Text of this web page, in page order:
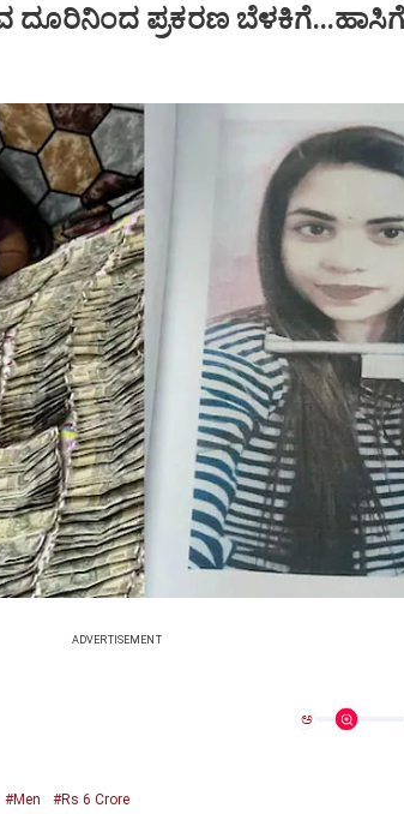
ದೂರಿನಿಂದ ಪ್ರಕರಣ
ADVERTISEMENT
ಅ
#Men #Rs 6 Crore